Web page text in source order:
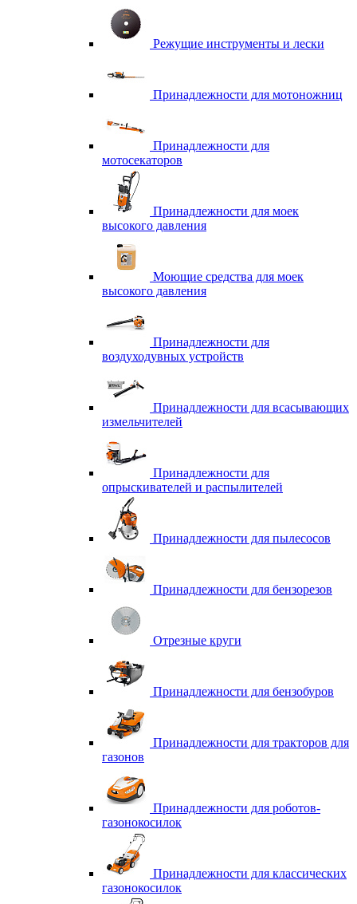
Режущие инструменты и лески
Принадлежности для мотоножниц
Принадлежности для
мотосекаторов
Принадлежности для моек
высокого давления
Моющие средства для моек
высокого давления
Принадлежности для
воздуходувных устройств
Принадлежности для всасывающих
измельчителей
Принадлежности для
опрыскивателей и распылителей
Принадлежности для пылесосов
Принадлежности для бензорезов
Отрезные круги
Принадлежности для бензобуров
Принадлежности для тракторов для
газонов
Принадлежности для роботов-
газонокосилок
Принадлежности для классических
газонокосилок